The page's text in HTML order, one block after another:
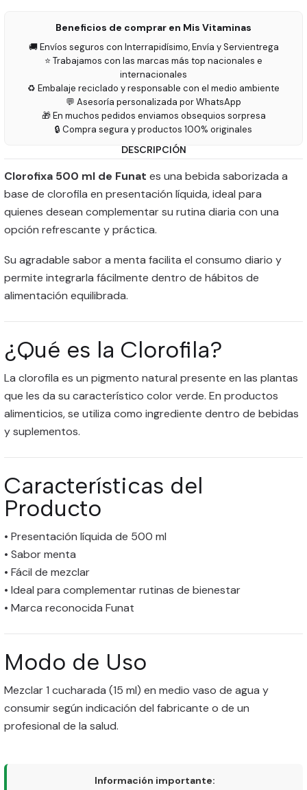
Beneficios de comprar en Mis Vitaminas
🚚 Envíos seguros con Interrapidísimo, Envía y Servientrega
⭐ Trabajamos con las marcas más top nacionales e
internacionales
♻️ Embalaje reciclado y responsable con el medio ambiente
💬 Asesoría personalizada por WhatsApp
🎁 En muchos pedidos enviamos obsequios sorpresa
🔒 Compra segura y productos 100% originales
DESCRIPCIÓN
Clorofixa 500 ml de Funat es una bebida saborizada a
base de clorofila en presentación líquida, ideal para
quienes desean complementar su rutina diaria con una
opción refrescante y práctica.
Su agradable sabor a menta facilita el consumo diario y
permite integrarla fácilmente dentro de hábitos de
alimentación equilibrada.
¿Qué es la Clorofila?
La clorofila es un pigmento natural presente en las plantas
que les da su característico color verde. En productos
alimenticios, se utiliza como ingrediente dentro de bebidas
y suplementos.
Características del
Producto
• Presentación líquida de 500 ml
• Sabor menta
• Fácil de mezclar
• Ideal para complementar rutinas de bienestar
• Marca reconocida Funat
Modo de Uso
Mezclar 1 cucharada (15 ml) en medio vaso de agua y
consumir según indicación del fabricante o de un
profesional de la salud.
Información importante: